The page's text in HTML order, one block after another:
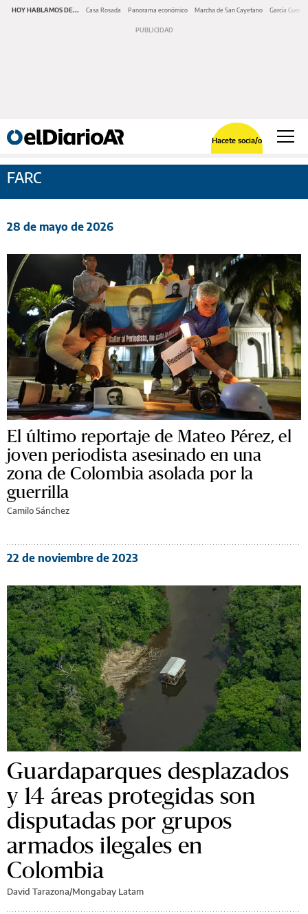
HOY HABLAMOS DE... Casa Rosada Panorama económico Marcha de San Cayetano García Cuerva
Hacete socia/o
FARC
28 de mayo de 2026
El último reportaje de Mateo Pérez, el
joven periodista asesinado en una
zona de Colombia asolada por la
guerrilla
Camilo Sánchez
22 de noviembre de 2023
Guardaparques desplazados
y 14 áreas protegidas son
disputadas por grupos
armados ilegales en
Colombia
David Tarazona/Mongabay Latam